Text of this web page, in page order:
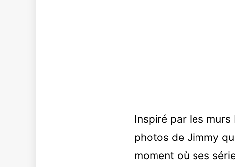
Inspiré par les
photos de Jimmy
moment où ses